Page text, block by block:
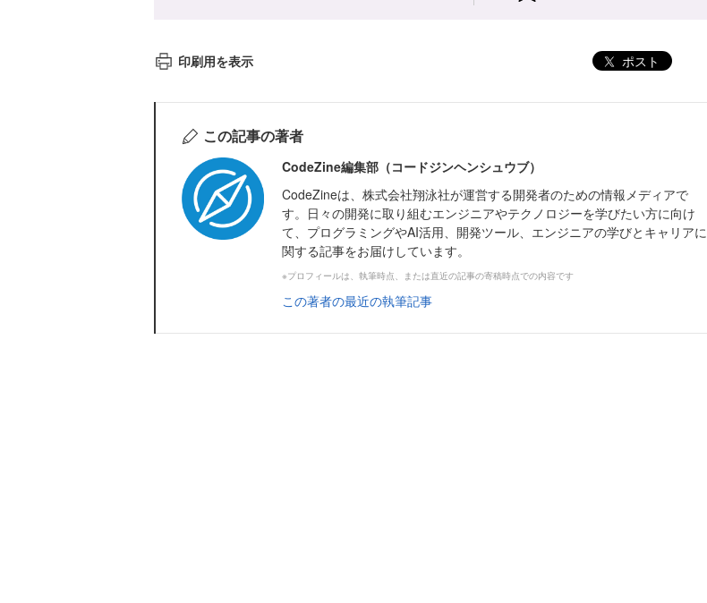
印刷用を表示 ポスト
この記事の著者
CodeZine編集部（コードジンヘンシュウブ）
CodeZineは、株式会社翔泳社が運営する開発者のための情報メディアで
す。日々の開発に取り組むエンジニアやテクノロジーを学びたい方に向け
て、プログラミングやAI活用、開発ツール、エンジニアの学びとキャリアに
関する記事をお届けしています。
※プロフィールは、執筆時点、または直近の記事の寄稿時点での内容です
この著者の最近の執筆記事